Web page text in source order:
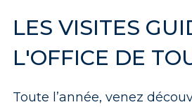
LES VISITES
L'OFFICE DE
Toute l’année, venez